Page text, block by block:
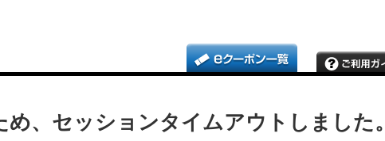
、セッションタイムアウトしました。